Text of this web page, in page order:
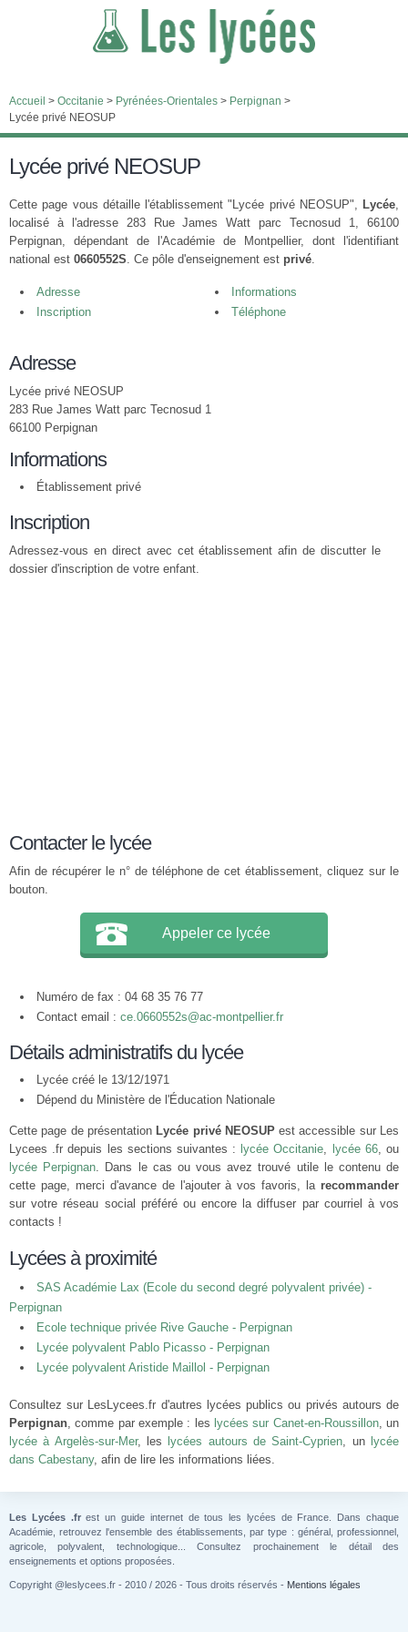
Accueil > Occitanie > Pyrénées-Orientales > Perpignan >
Lycée privé NEOSUP
Lycée privé NEOSUP
Cette page vous détaille l'établissement "Lycée privé NEOSUP", Lycée,
localisé à l'adresse 283 Rue James Watt parc Tecnosud 1, 66100
Perpignan, dépendant de l'Académie de Montpellier, dont l'identifiant
national est 0660552S. Ce pôle d'enseignement est privé.
Adresse
Informations
Inscription
Téléphone
Adresse
Lycée privé NEOSUP
283 Rue James Watt parc Tecnosud 1
66100 Perpignan
Informations
Établissement privé
Inscription
Adressez-vous en direct avec cet établissement afin de discutter le
dossier d'inscription de votre enfant.
Contacter le lycée
Afin de récupérer le n° de téléphone de cet établissement, cliquez sur le
bouton.
Appeler ce lycée
Numéro de fax : 04 68 35 76 77
Contact email : ce.0660552s@ac-montpellier.fr
Détails administratifs du lycée
Lycée créé le 13/12/1971
Dépend du Ministère de l'Éducation Nationale
Cette page de présentation Lycée privé NEOSUPest accessible sur Les
Lycees .fr depuis les sections suivantes : lycée Occitanie, lycée 66, ou
lycée Perpignan. Dans le cas ou vous avez trouvé utile le contenu de
cette page, merci d'avance de l'ajouter à vos favoris, la recommander
sur votre réseau social préféré ou encore la diffuser par courriel à vos
contacts !
Lycées à proximité
SAS Académie Lax (Ecole du second degré polyvalent privée) -
Perpignan
Ecole technique privée Rive Gauche - Perpignan
Lycée polyvalent Pablo Picasso - Perpignan
Lycée polyvalent Aristide Maillol - Perpignan
Consultez sur LesLycees.fr d'autres lycées publics ou privés autours de
Perpignan, comme par exemple : les lycées sur Canet-en-Roussillon, un
lycée à Argelès-sur-Mer, les lycées autours de Saint-Cyprien, un lycée
dans Cabestany, afin de lire les informations liées.
Les Lycées .frest un guide internet de tous les lycées de France. Dans chaque
Académie, retrouvez l'ensemble des établissements, par type : général, professionnel,
agricole, polyvalent, technologique... Consultez prochainement le détail des
enseignements et options proposées.
Copyright @leslycees.fr - 2010 / 2026 - Tous droits réservés - Mentions légales